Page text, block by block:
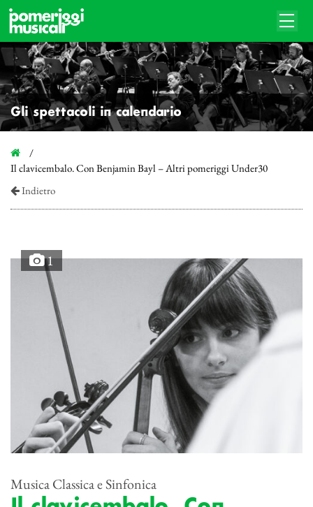
Gli spettacoli in calendario
Il clavicembalo. Con Benjamin Bayl – Altri pomeriggi Under30
Indietro
1
Musica Classica e Sinfonica